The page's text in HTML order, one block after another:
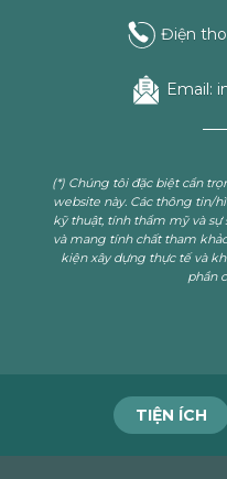
Điện
Email:
(*) Chúng tôi đặc biệt cẩn
website này. Các thông tin/
kỹ thuật, tính thẩm mỹ và
và mang tính chất tham
kiện xây dựng thực tế và
phần
TIỆN ÍCH